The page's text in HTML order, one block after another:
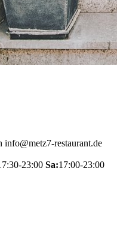
info@metz7-restaurant.de
23:00 Sa:17:00-23:00